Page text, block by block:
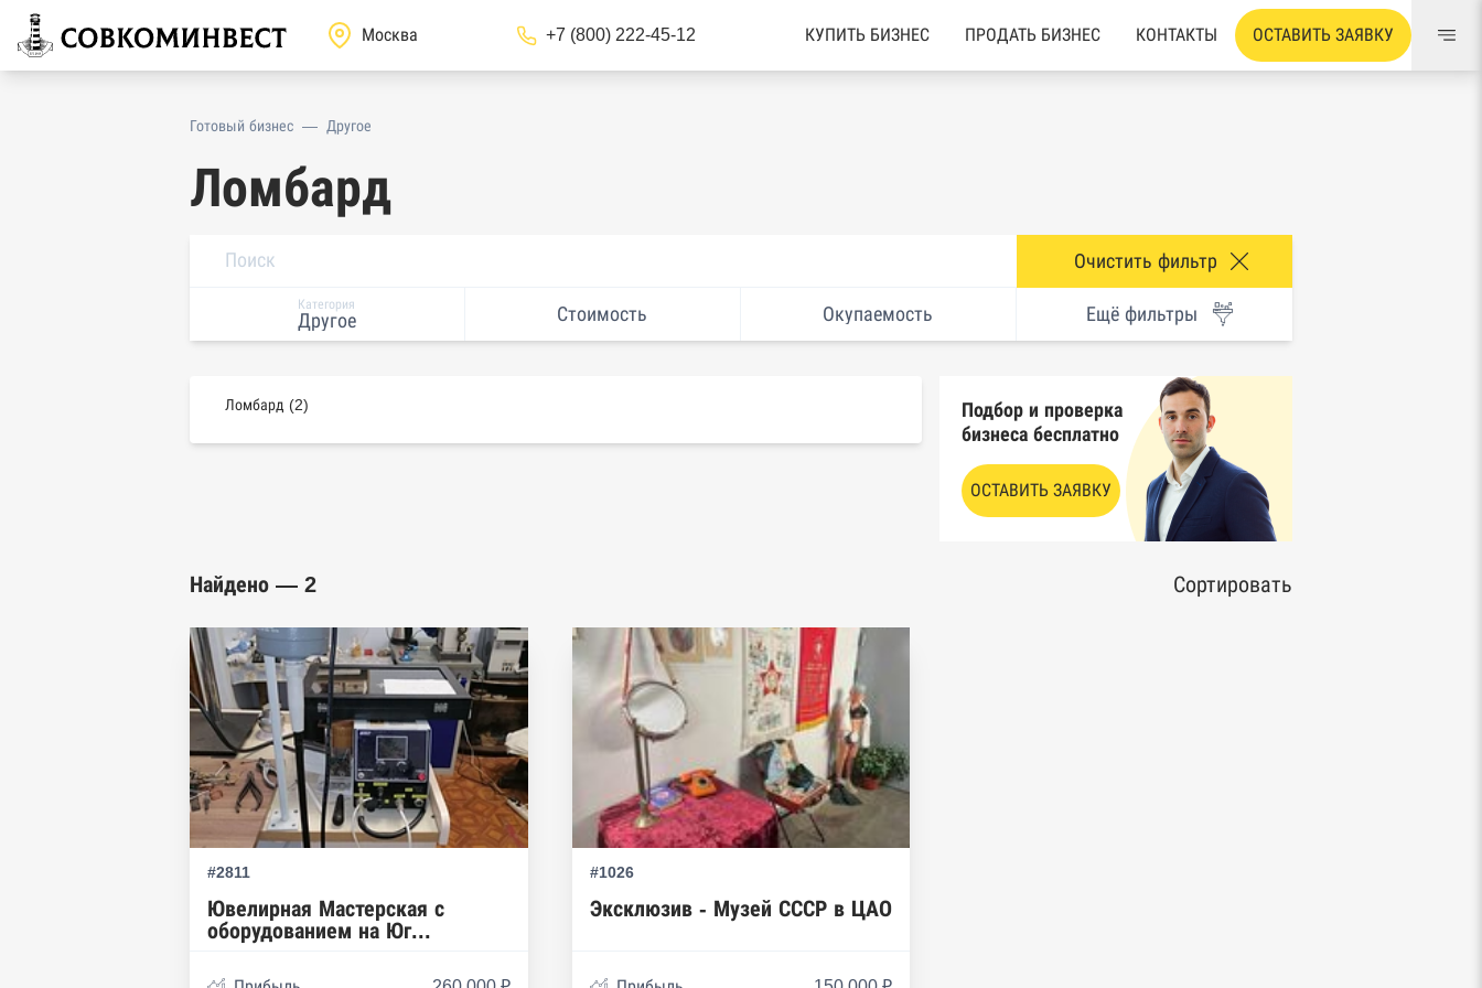
+7 (800) 222-45-12 КУПИТЬ БИЗНЕС ПРОДАТЬ БИЗНЕС КОНТАКТЫ ОСТАВИТЬ ЗАЯВКУ
Готовый бизнес — Другое
Ломбард
Очистить фильтр
Категория
Другое Стоимость Окупаемость Ещё фильтры
Ломбард (2)
Подбор и проверка
бизнеса бесплатно
ОСТАВИТЬ ЗАЯВКУ
Найдено — 2 Сортировать
#2811
Ювелирная Мастерская с
оборудованием на Юг...
#1026
Эксклюзив - Музей СССР в ЦАО